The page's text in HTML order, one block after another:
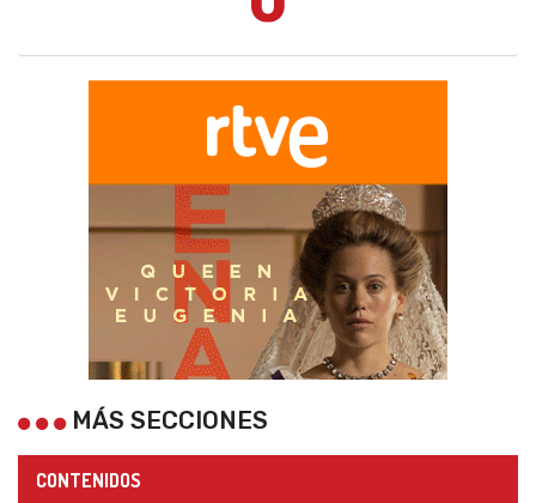
MÁS SECCIONES
CONTENIDOS